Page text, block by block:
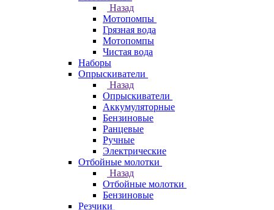
Назад
Мотопомпы
Грязная вода
Мотопомпы
Чистая вода
Наборы
Опрыскиватели
Назад
Опрыскиватели
Аккумуляторные
Бензиновые
Ранцевые
Ручные
Электрические
Отбойные молотки
Назад
Отбойные молотки
Бензиновые
Резчики